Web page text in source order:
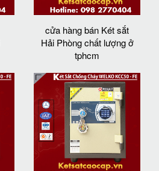
cửa hàng bán Két sắt
Hải Phòng chất lượng ở
tphcm